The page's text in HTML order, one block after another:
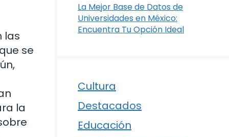
las
se
la
La Mejor Base de Datos de
Universidades en México:
Encuentra Tu Opción Ideal
Cultura
Destacados
Educación